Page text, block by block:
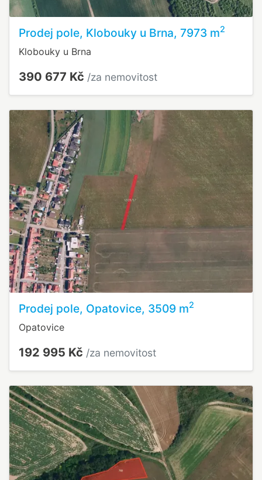
Prodej pole, Klobouky u Brna, 7973 m2
Klobouky u Brna
390 677 Kč /za nemovitost
Prodej pole, Opatovice, 3509 m2
Opatovice
192 995 Kč /za nemovitost